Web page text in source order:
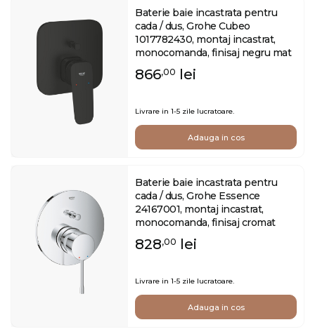
Baterie baie incastrata pentru
cada / dus, Grohe Cubeo
1017782430, montaj incastrat,
monocomanda, finisaj negru mat
866,00 lei
Livrare in 1-5 zile lucratoare.
Adauga in cos
Baterie baie incastrata pentru
cada / dus, Grohe Essence
24167001, montaj incastrat,
monocomanda, finisaj cromat
828,00 lei
Livrare in 1-5 zile lucratoare.
Adauga in cos